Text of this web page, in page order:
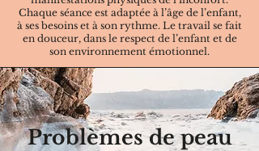
Chaque séance est adaptée à l’âge de l’enfant,
à ses besoins et à son rythme. Le travail se fait
en douceur, dans le respect de l’enfant et de
son environnement émotionnel.
Problèmes de peau